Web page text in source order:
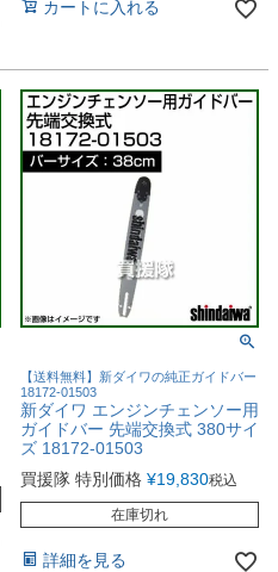
カートに入れる
【送料無料】新ダイワの純正ガイドバー
18172-01503
新ダイワ エンジンチェンソー用
ガイドバー 先端交換式 380サイ
ズ 18172-01503
買援隊 特別価格 ¥19,830税込
在庫切れ
詳細を見る